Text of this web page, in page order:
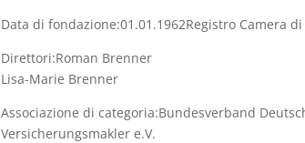
Data di fondazione:01.01.1962Registro Camera
Direttori:Roman Brenner
Lisa-Marie Brenner
Associazione di categoria:Bundesverband
Versicherungsmakler e.V.